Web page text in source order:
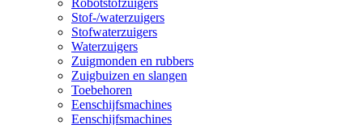
Stof-/waterzuigers
Stofwaterzuigers
Waterzuigers
Zuigmonden en rubbers
Zuigbuizen en slangen
Toebehoren
Eenschijfsmachines
Eenschijfsmachines